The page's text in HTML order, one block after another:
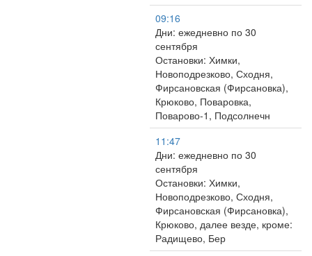
09:16
Дни: ежедневно по 30
сентября
Остановки: Химки,
Новоподрезково, Сходня,
Фирсановская (Фирсановка),
Крюково, Поваровка,
Поварово-1, Подсолнечн
11:47
Дни: ежедневно по 30
сентября
Остановки: Химки,
Новоподрезково, Сходня,
Фирсановская (Фирсановка),
Крюково, далее везде, кроме:
Радищево, Бер